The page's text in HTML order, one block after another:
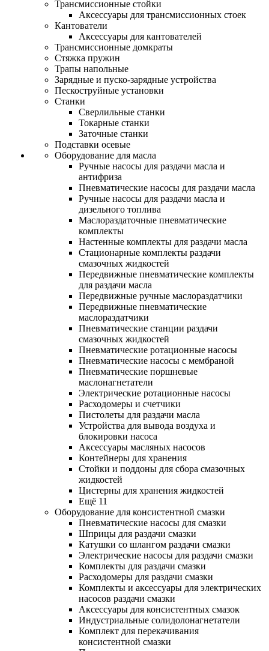
Трансмиссионные стойки
Аксессуары для трансмиссионных стоек
Кантователи
Аксессуары для кантователей
Трансмиссионные домкраты
Стяжка пружин
Трапы напольные
Зарядные и пуско-зарядные устройства
Пескоструйные установки
Станки
Сверлильные станки
Токарные станки
Заточные станки
Подставки осевые
Оборудование для масла
Ручные насосы для раздачи масла и
антифриза
Пневматические насосы для раздачи масла
Ручные насосы для раздачи масла и
дизельного топлива
Маслораздаточные пневматические
комплекты
Настенные комплекты для раздачи масла
Стационарные комплекты раздачи
смазочных жидкостей
Передвижные пневматические комплекты
для раздачи масла
Передвижные ручные маслораздатчики
Передвижные пневматические
маслораздатчики
Пневматические станции раздачи
смазочных жидкостей
Пневматические ротационные насосы
Пневматические насосы с мембраной
Пневматические поршневые
маслонагнетатели
Электрические ротационные насосы
Расходомеры и счетчики
Пистолеты для раздачи масла
Устройства для вывода воздуха и
блокировки насоса
Аксессуары масляных насосов
Контейнеры для хранения
Стойки и поддоны для сбора смазочных
жидкостей
Цистерны для хранения жидкостей
Ещё 11
Оборудование для консистентной смазки
Пневматические насосы для смазки
Шприцы для раздачи смазки
Катушки со шлангом раздачи смазки
Электрические насосы для раздачи смазки
Комплекты для раздачи смазки
Расходомеры для раздачи смазки
Комплекты и аксессуары для электрических
насосов раздачи смазки
Аксессуары для консистентных смазок
Индустриальные солидолонагнетатели
Комплект для перекачивания
консистентной смазки